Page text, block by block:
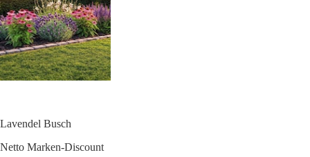
Lavendel Busch
Netto Marken-Discount